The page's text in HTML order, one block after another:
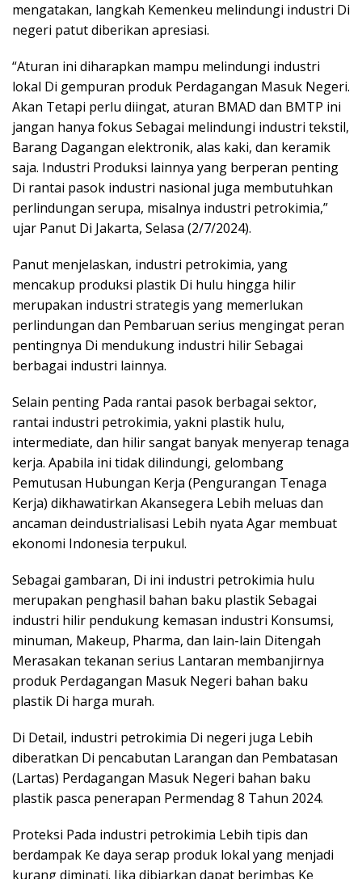
mengatakan, langkah Kemenkeu melindungi industri Di
negeri patut diberikan apresiasi.
“Aturan ini diharapkan mampu melindungi industri
lokal Di gempuran produk Perdagangan Masuk Negeri.
Akan Tetapi perlu diingat, aturan BMAD dan BMTP ini
jangan hanya fokus Sebagai melindungi industri tekstil,
Barang Dagangan elektronik, alas kaki, dan keramik
saja. Industri Produksi lainnya yang berperan penting
Di rantai pasok industri nasional juga membutuhkan
perlindungan serupa, misalnya industri petrokimia,”
ujar Panut Di Jakarta, Selasa (2/7/2024).
Panut menjelaskan, industri petrokimia, yang
mencakup produksi plastik Di hulu hingga hilir
merupakan industri strategis yang memerlukan
perlindungan dan Pembaruan serius mengingat peran
pentingnya Di mendukung industri hilir Sebagai
berbagai industri lainnya.
Selain penting Pada rantai pasok berbagai sektor,
rantai industri petrokimia, yakni plastik hulu,
intermediate, dan hilir sangat banyak menyerap tenaga
kerja. Apabila ini tidak dilindungi, gelombang
Pemutusan Hubungan Kerja (Pengurangan Tenaga
Kerja) dikhawatirkan Akansegera Lebih meluas dan
ancaman deindustrialisasi Lebih nyata Agar membuat
ekonomi Indonesia terpukul.
Sebagai gambaran, Di ini industri petrokimia hulu
merupakan penghasil bahan baku plastik Sebagai
industri hilir pendukung kemasan industri Konsumsi,
minuman, Makeup, Pharma, dan lain-lain Ditengah
Merasakan tekanan serius Lantaran membanjirnya
produk Perdagangan Masuk Negeri bahan baku
plastik Di harga murah.
Di Detail, industri petrokimia Di negeri juga Lebih
diberatkan Di pencabutan Larangan dan Pembatasan
(Lartas) Perdagangan Masuk Negeri bahan baku
plastik pasca penerapan Permendag 8 Tahun 2024.
Proteksi Pada industri petrokimia Lebih tipis dan
berdampak Ke daya serap produk lokal yang menjadi
kurang diminati. Jika dibiarkan dapat berimbas Ke